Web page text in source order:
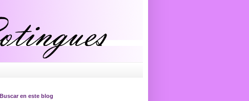
Buscar en este blog